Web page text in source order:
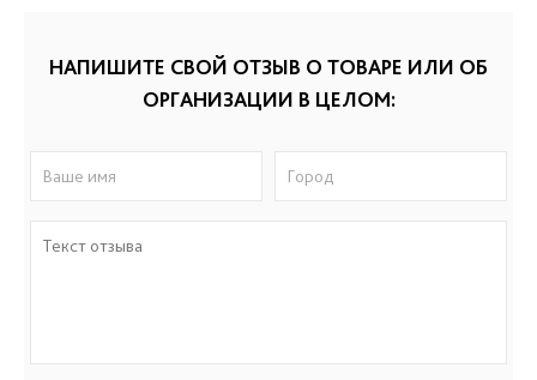
НАПИШИТЕ СВОЙ ОТЗЫВ О ТОВАРЕ ИЛИ ОБ
ОРГАНИЗАЦИИ В ЦЕЛОМ: